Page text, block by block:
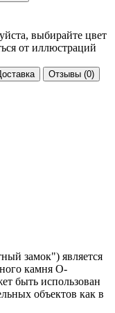
выбирайте цвет
от иллюстраций
Отзывы (0)
замок") является
камня О-
быть использован
объектов как в